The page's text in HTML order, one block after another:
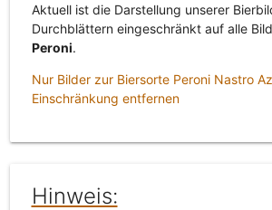
Aktuell ist die Darstellung unserer
Durchblättern eingeschränkt auf alle
Peroni.
Nur Bilder zur Biersorte Peroni Nastro
Einschränkung entfernen
Hinweis: